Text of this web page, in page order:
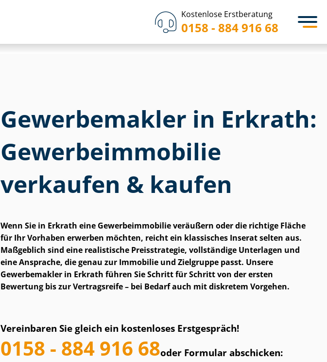
Kostenlose Erstberatung
0158 - 884 916 68
Gewerbemakler in Erkrath:
Ge­wer­be­im­mo­bi­lie
verkaufen & kaufen
Wenn Sie in Erkrath eine Ge­wer­be­im­mo­bi­lie veräußern oder die richtige Fläche
für Ihr Vorhaben erwerben möchten, reicht ein klassisches Inserat selten aus.
Maßgeblich sind eine realistische Preisstrategie, vollständige Unterlagen und
eine Ansprache, die genau zur Immobilie und Zielgruppe passt. Unsere
Gewerbemakler in Erkrath führen Sie Schritt für Schritt von der ersten
Bewertung bis zur Vertragsreife – bei Bedarf auch mit diskretem Vorgehen.
Vereinbaren Sie gleich ein kostenloses Erstgespräch!
0158 - 884 916 68oder Formular abschicken: